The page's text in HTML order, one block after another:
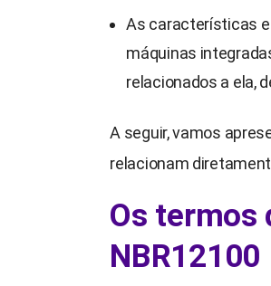
As características e
máquinas
relacionados a ela,
A seguir, vamos
relacionam
Os termos
NBR12100